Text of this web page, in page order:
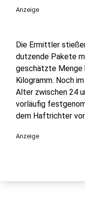
Anzeige
Die Ermittler
dutzende Pakete
geschätzte Menge
Kilogramm. Noch
Alter zwischen 24
vorläufig
dem Haftrichter
Anzeige